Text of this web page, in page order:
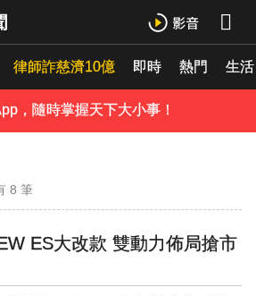
律師詐慈濟10億 即時 熱門 生活
，隨時掌握天下大小事！
《理財達人秀》X 安聯投信免費講座報名中！搶先卡位 2027
，隨時掌握天下大小事！
8 筆
ES大改款 雙動力佈局搶市